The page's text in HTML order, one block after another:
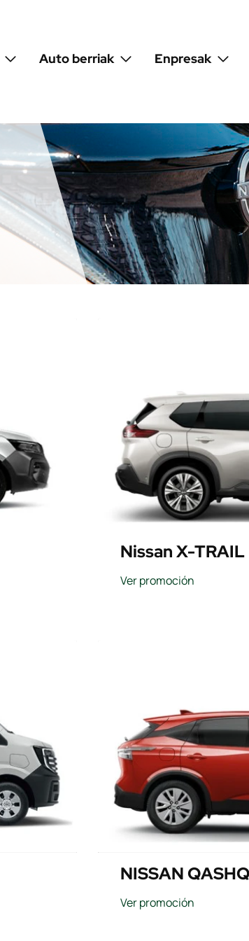
Auto berriak Enpresak
Nissan X-TRAIL
Ver promoción
NISSAN
Ver promoción